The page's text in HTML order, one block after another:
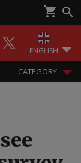
ENGLISH
CATEGORY